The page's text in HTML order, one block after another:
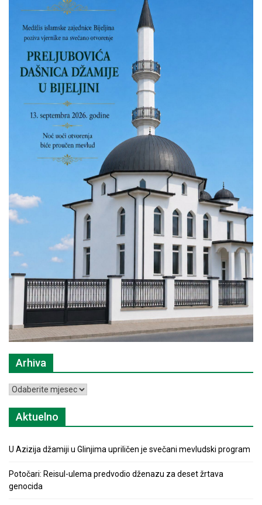
Arhiva
Arhiva
Aktuelno
U Azizija džamiji u Glinjima upriličen je svečani mevludski program
Potočari: Reisul-ulema predvodio dženazu za deset žrtava
genocida